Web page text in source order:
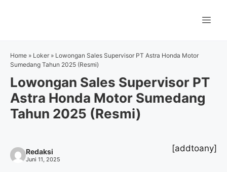
Home » Loker » Lowongan Sales Supervisor PT Astra Honda Motor
Sumedang Tahun 2025 (Resmi)
Lowongan Sales Supervisor PT
Astra Honda Motor Sumedang
Tahun 2025 (Resmi)
Redaksi
Juni 11, 2025
[addtoany]